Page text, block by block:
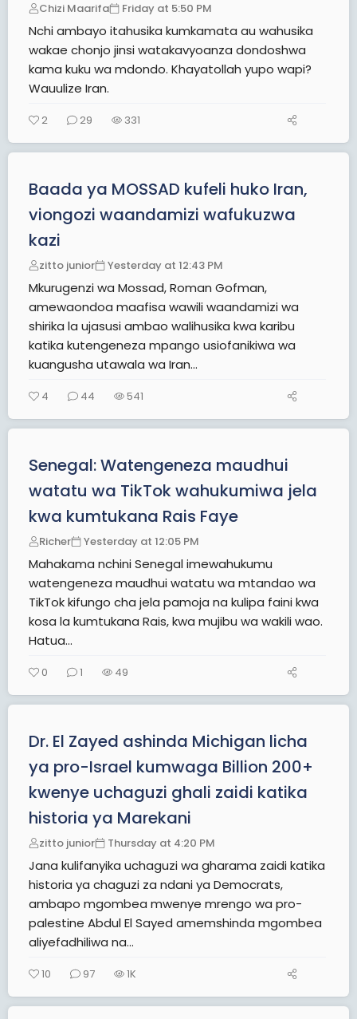
Chizi Maarifa Friday at 5:50 PM
Nchi ambayo itahusika kumkamata au wahusika
wakae chonjo jinsi watakavyoanza dondoshwa
kama kuku wa mdondo. Khayatollah yupo wapi?
Wauulize Iran.
2 29 331
Baada ya MOSSAD kufeli huko Iran,
viongozi waandamizi wafukuzwa
kazi
zitto junior Yesterday at 12:43 PM
Mkurugenzi wa Mossad, Roman Gofman,
amewaondoa maafisa wawili waandamizi wa
shirika la ujasusi ambao walihusika kwa karibu
katika kutengeneza mpango usiofanikiwa wa
kuangusha utawala wa Iran...
4 44 541
Senegal: Watengeneza maudhui
watatu wa TikTok wahukumiwa jela
kwa kumtukana Rais Faye
Richer Yesterday at 12:05 PM
Mahakama nchini Senegal imewahukumu
watengeneza maudhui watatu wa mtandao wa
TikTok kifungo cha jela pamoja na kulipa faini kwa
kosa la kumtukana Rais, kwa mujibu wa wakili wao.
Hatua...
0 1 49
Dr. El Zayed ashinda Michigan licha
ya pro-Israel kumwaga Billion 200+
kwenye uchaguzi ghali zaidi katika
historia ya Marekani
zitto junior Thursday at 4:20 PM
Jana kulifanyika uchaguzi wa gharama zaidi katika
historia ya chaguzi za ndani ya Democrats,
ambapo mgombea mwenye mrengo wa pro-
palestine Abdul El Sayed amemshinda mgombea
aliyefadhiliwa na...
10 97 1K